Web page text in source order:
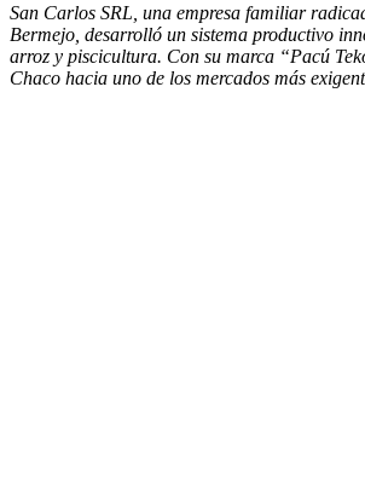
San Carlos SRL, una empresa familiar
Bermejo, desarrolló un sistema productivo
arroz y piscicultura. Con su marca “Pacú
Chaco hacia uno de los mercados más